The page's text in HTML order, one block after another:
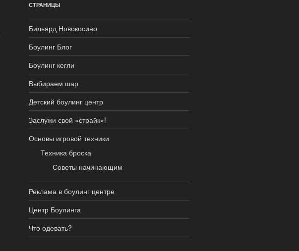
СТРАНИЦЫ
Бильярд Новокосино
Боулинг Блог
Боулинг кегли
Выбираем шар
Детский боулинг центр
Заслужи свой «страйк»!
Основы игровой техники
Техника броска
Советы начинающим
Реклама в боулинг центре
Центр Боулинга
Что одевать?